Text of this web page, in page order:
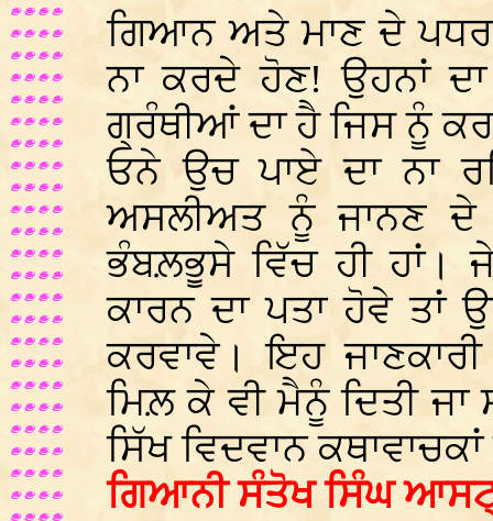
ਗਿਆਨ ਅਤੇ ਮਾਣ ਦੇ
ਨਾ ਕਰਦੇ ਹੋਣ! ਉਹਨਾਂ
ਗ੍ਰੰਥੀਆਂ ਦਾ ਹੈ ਜਿਸ ਨੂੰ
ਓਨੇ ਉਚ ਪਾਏ ਦਾ ਨਾ
ਅਸਲੀਅਤ ਨੂੰ ਜਾਨਣ
ਭੰਬਲ਼ਭੂਸੇ ਵਿੱਚ ਹੀ ਹਾਂ।
ਕਾਰਨ ਦਾ ਪਤਾ ਹੋਵੇ ਤਾਂ
ਕਰਵਾਵੇ। ਇਹ
ਮਿਲ਼ ਕੇ ਵੀ ਮੈਨੂੰ ਦਿਤੀ
ਸਿੱਖ ਵਿਦਵਾਨ
ਗਿਆਨੀ ਸੰਤੋਖ ਸਿੰਘ